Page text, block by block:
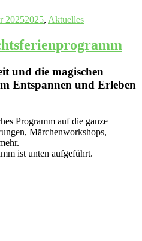
20252025, Aktuelles
und die magischen
Entspannen und Erleben
Programm auf die ganze
Märchenworkshops,
ist unten aufgeführt.